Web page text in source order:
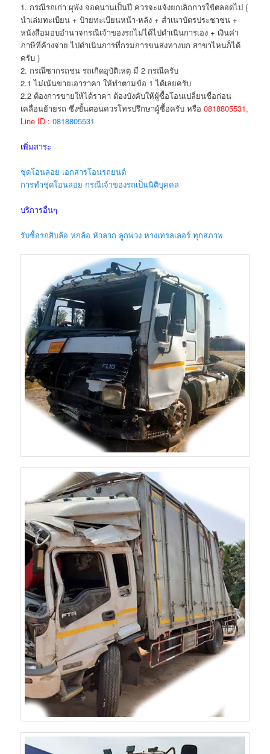
1. กรณีรถเก่า ผุพัง จอดนานเป็นปี ควรจะแจ้งยกเลิกการใช้ตลอดไป (
นำเล่มทะเบียน + ป้ายทะเบียนหน้า-หลัง + สำเนาบัตรประชาชน +
หนังสือมอบอำนาจกรณีเจ้าของรถไม่ได้ไปดำเนินการเอง + เงินค่า
ภาษีที่ค้างจ่าย ไปดำเนินการที่กรมการขนส่งทางบก สาขาไหนก็ได้
ครับ )
2. กรณีซากรถชน รถเกิดอุบัติเหตุ มี 2 กรณีครับ
2.1 ไม่เน้นขายเอาราคา ให้ทำตามข้อ 1 ได้เลยครับ
2.2 ต้องการขายให้ได้ราคา ต้องบังคับให้ผู้ซื้อโอนเปลี่ยนชื่อก่อน
เคลื่อนย้ายรถ ซึ่งขั้นตอนควรโทรปรึกษาผู้ซื้อครับ หรือ0818805531,
Line ID :0818805531
เพิ่มสาระ
ชุดโอนลอย เอกสารโอนรถยนต์
การทำชุดโอนลอย กรณีเจ้าของรถเป็นนิติบุคคล
บริการอื่นๆ
รับซื้อรถสิบล้อ หกล้อ หัวลาก ลูกพ่วง หางเทรลเลอร์ ทุกสภาพ